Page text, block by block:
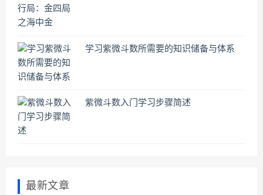
学习紫微斗数所需要的知识储备与体系
紫微斗数入门学习步骤简述
最新文章